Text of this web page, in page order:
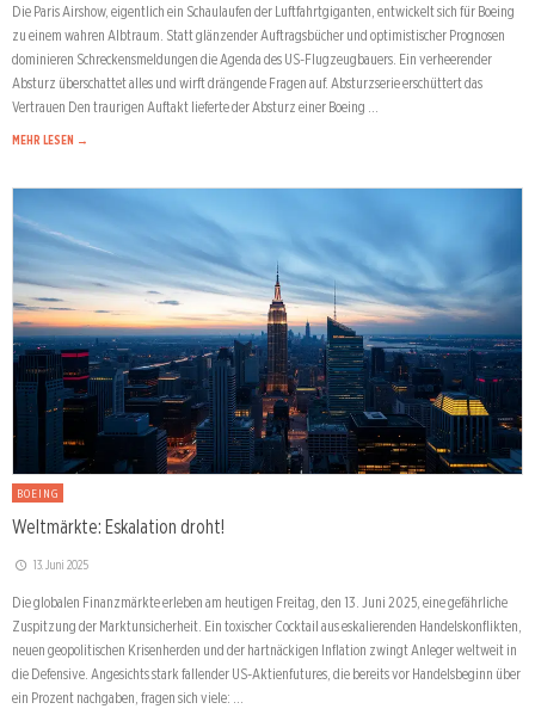
Die Paris Airshow, eigentlich ein Schaulaufen der Luftfahrtgiganten, entwickelt sich für Boeing
zu einem wahren Albtraum. Statt glänzender Auftragsbücher und optimistischer Prognosen
dominieren Schreckensmeldungen die Agenda des US-Flugzeugbauers. Ein verheerender
Absturz überschattet alles und wirft drängende Fragen auf. Absturzserie erschüttert das
Vertrauen Den traurigen Auftakt lieferte der Absturz einer Boeing …
MEHR LESEN →
BOEING
Weltmärkte: Eskalation droht!
13. Juni 2025
Die globalen Finanzmärkte erleben am heutigen Freitag, den 13. Juni 2025, eine gefährliche
Zuspitzung der Marktunsicherheit. Ein toxischer Cocktail aus eskalierenden Handelskonflikten,
neuen geopolitischen Krisenherden und der hartnäckigen Inflation zwingt Anleger weltweit in
die Defensive. Angesichts stark fallender US-Aktienfutures, die bereits vor Handelsbeginn über
ein Prozent nachgaben, fragen sich viele: …